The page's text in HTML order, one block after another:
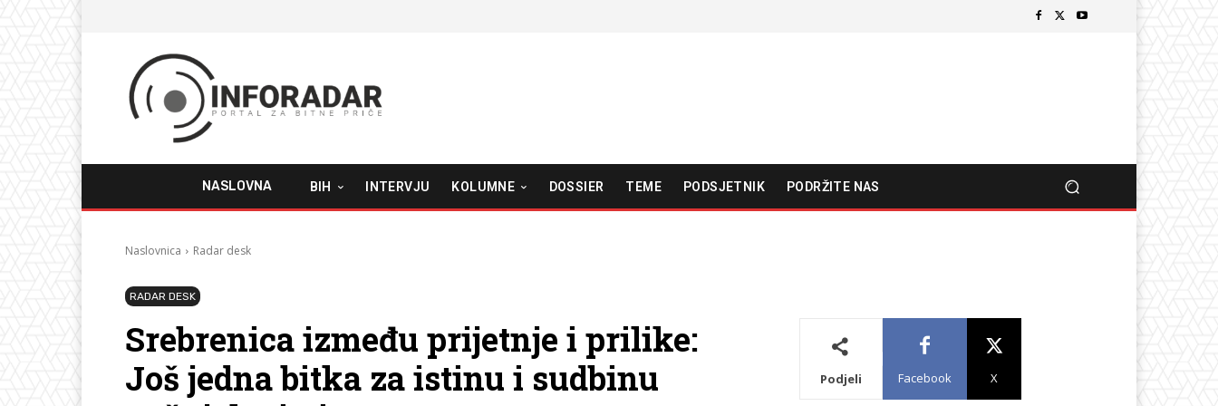
NASLOVNA BIH INTERVJU KOLUMNE DOSSIER TEME PODSJETNIK PODRŽITE NAS
Naslovnica Radar desk
RADAR DESK
Srebrenica između prijetnje i prilike:
Još jedna bitka za istinu i sudbinu
Podjeli Facebook X